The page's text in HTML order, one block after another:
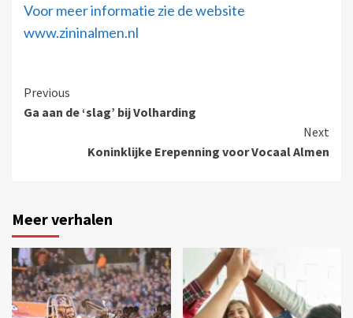
Voor meer informatie zie de website
www.zininalmen.nl
Previous
Ga aan de ‘slag’ bij Volharding
Next
Koninklijke Erepenning voor Vocaal Almen
Meer verhalen